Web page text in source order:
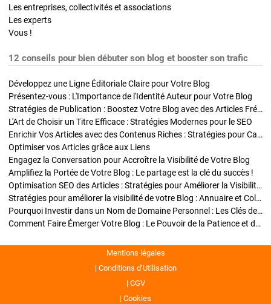
Les entreprises, collectivités et associations
Les experts
Vous !
12 conseils pour bien débuter son blog et booster son trafic
Développez une Ligne Éditoriale Claire pour Votre Blog
Présentez-vous : L'Importance de l'Identité Auteur pour Votre Blog
Stratégies de Publication : Boostez Votre Blog avec des Articles Fréquents et Exclusifs
L'Art de Choisir un Titre Efficace : Stratégies Modernes pour le SEO
Enrichir Vos Articles avec des Contenus Riches : Stratégies pour Captiver et Optimiser
Optimiser vos Articles grâce aux Liens
Engagez la Conversation pour Accroître la Visibilité de Votre Blog
Amplifiez la Portée de Votre Blog : Le partage est la clé du succès !
Optimisation SEO des Articles : Stratégies pour Améliorer la Visibilité de Votre Blog
Stratégies pour améliorer la visibilité de votre Blog : Annuaire et Collaborations
Pourquoi Investir dans un Nom de Domaine Personnel : Les Clés de la Réussite de Votre Blog
Comment Faire Émerger Votre Blog : Le Pouvoir de la Patience et de la Persévérance
Mentions légales
Conditions d’Utilisation
CGV
Cookies